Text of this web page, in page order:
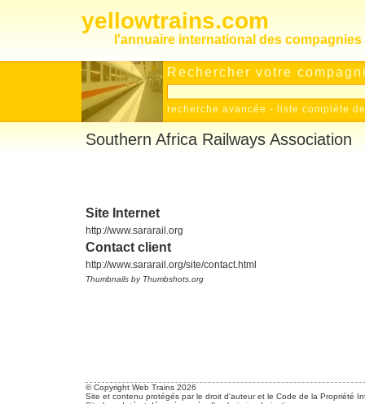
yellowtrains.com
l'annuaire international des
Rechercher votre
recherche avancée - liste complète
Southern Africa Railways Association
Site Internet
http://www.sararail.org
Contact client
http://www.sararail.org/site/contact.html
Thumbnails by Thumbshots.org
© Copyright Web Trains 2026
Site et contenu protégés par le droit d'auteur et le Code de la Propriété